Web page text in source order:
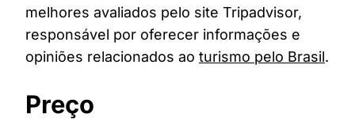
melhores avaliados pelo site Tripadvisor,
responsável por oferecer informações e
opiniões relacionados ao turismo pelo Brasil.
Preço